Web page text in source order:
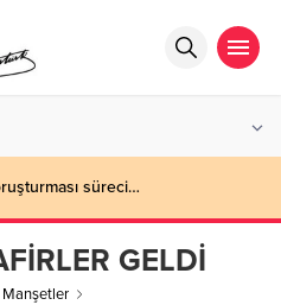
süreci…
GELDİ